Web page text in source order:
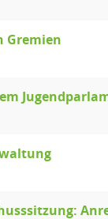
Gremien